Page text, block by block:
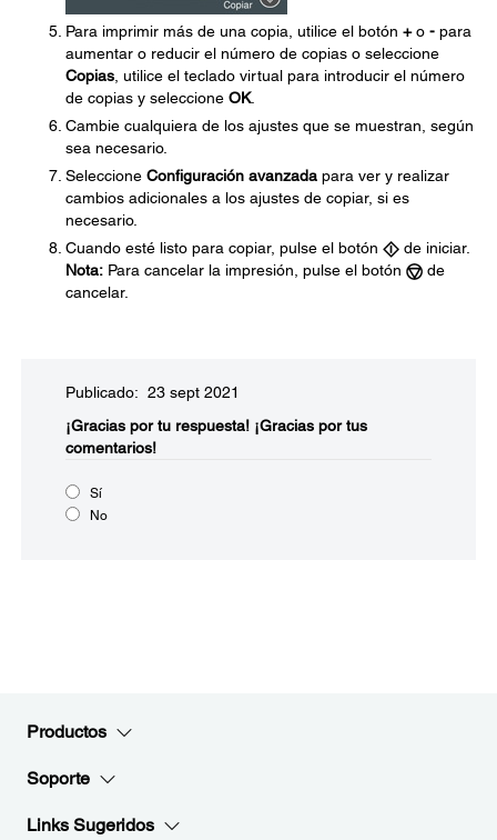
Para imprimir más de una copia, utilice el botón +o - para
aumentar o reducir el número de copias o seleccione
Copias , utilice el teclado virtual para introducir el número
de copias y seleccione OK.
Cambie cualquiera de los ajustes que se muestran, según
sea necesario.
Seleccione Configuración avanzada para ver y realizar
cambios adicionales a los ajustes de copiar, si es
necesario.
Cuando esté listo para copiar, pulse el botón
de iniciar.
Nota: Para cancelar la impresión, pulse el botón
de
cancelar.
Publicado: 23 sept 2021
¡Gracias por tu respuesta! ¡Gracias por tus
comentarios!
Sí
No
Productos
Soporte
Links Sugeridos